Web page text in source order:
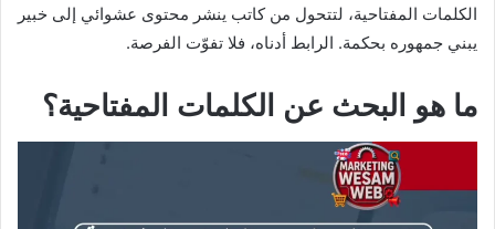
الكلمات المفتاحية، لتتحول من كاتب ينشر محتوى عشوائي إلى خبير
يبني جمهوره بحكمة. الرابط أدناه، فلا تفوّت الفرصة.
ما هو البحث عن الكلمات المفتاحية؟